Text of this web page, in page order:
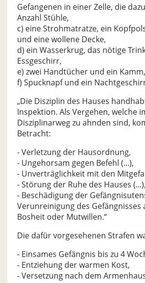
Gefangenen in einer Zelle, die
Anzahl Stühle,
c) eine Strohmatratze, ein
und eine wollene Decke,
d) ein Wasserkrug, das nötige
Essgeschirr,
e) zwei Handtücher und ein Kamm,
f) Spucknapf und ein
„Die Disziplin des Hauses
Inspektion. Als Vergehen, welche
Disziplinarweg zu ahnden sind,
Betracht:
- Verletzung der Hausordnung,
- Ungehorsam gegen Befehl (...),
- Unverträglichkeit mit den
- Störung der Ruhe des Hauses (...),
- Beschädigung der
Verunreinigung des Gefängnisses
Bosheit oder Mutwillen.“
Die dafür vorgesehenen Strafen
- Einsames Gefängnis bis zu 4
- Entziehung der warmen Kost,
- Versetzung nach dem